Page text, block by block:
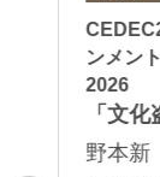
ンメン
2026
「文
野本新